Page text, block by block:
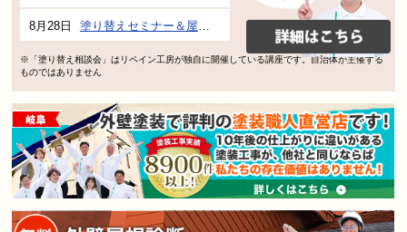
8月28日 塗り替えセミナー＆屋根、外壁の塗り替え市民講座 inぎふメディアコスモス
※「塗り替え相談会」はリペイン工房が独自に開催している講座です。自治体が主催する
ものではありません